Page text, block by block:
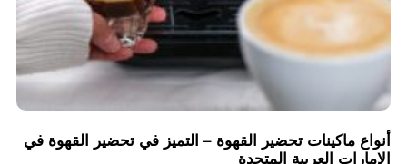
أنواع ماكينات تحضير القهوة – التميز في تحضير القهوة في
الإمارات العربية المتحدة